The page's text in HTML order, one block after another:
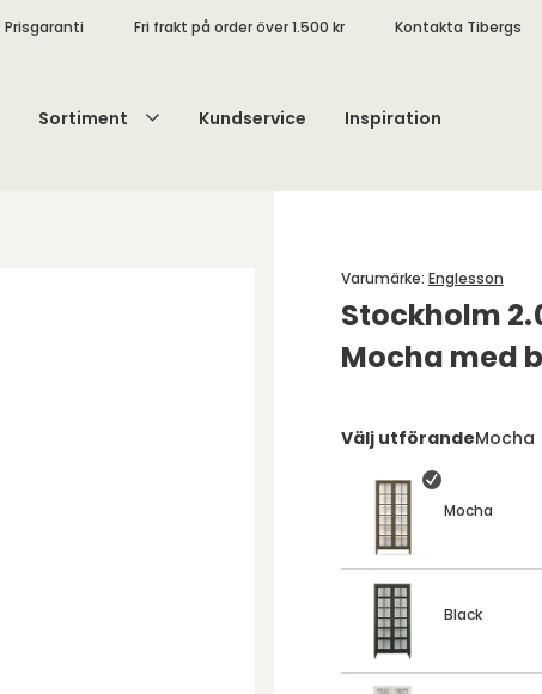
Prisgaranti Fri frakt på order över 1.500 kr Kontakta Tibergs
Sortiment Kundservice Inspiration
Stockholm
Mocha med
Varumärke: Englesson
Välj utförandeMocha
Mocha
Black